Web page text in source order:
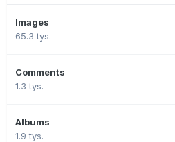
Images
65.3 tys.
Comments
1.3 tys.
Albums
1.9 tys.